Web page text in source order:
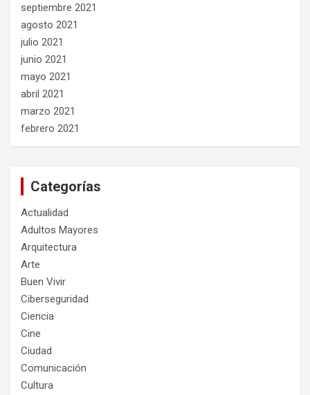
septiembre 2021
agosto 2021
julio 2021
junio 2021
mayo 2021
abril 2021
marzo 2021
febrero 2021
Categorías
Actualidad
Adultos Mayores
Arquitectura
Arte
Buen Vivir
Ciberseguridad
Ciencia
Cine
Ciudad
Comunicación
Cultura